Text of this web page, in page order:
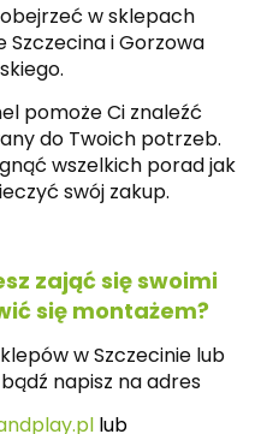
w sklepach
i Gorzowa
pomoże Ci znaleźć
do Twoich potrzeb.
wszelkich porad jak
swój zakup.
zająć się swoimi
się montażem?
w Szczecinie lub
napisz naadres
lub